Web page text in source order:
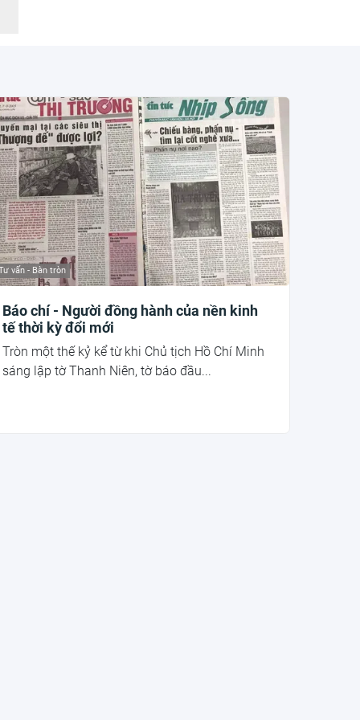
vấn - Bàn tròn
Báo chí - Người đồng hành của nền kinh
tế thời kỳ đổi mới
Tròn một thế kỷ kể từ khi Chủ tịch Hồ Chí Minh
sáng lập tờ Thanh Niên, tờ báo đầu...